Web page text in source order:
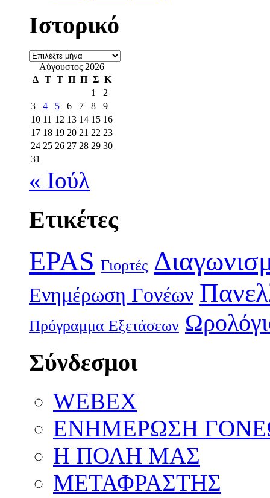
Ιστορικό
Ιστορικό
Αύγουστος 2026
Δ Τ Τ Π Π Σ Κ
1
2
3
4 5 6 7 8
9
10 11 12 13 14 15 16
17 18 19 20 21 22 23
24 25 26 27 28 29 30
31
« Ιούλ
Ετικέτες
EPAS Γιορτές
Ενημέρωση Γονέων
Πρόγραμμα Εξετάσεων
Σύνδεσμοι
WEBEX
ΕΝΗΜΕΡΩΣΗ
Η ΠΟΛΗ ΜΑΣ
ΜΕΤΑΦΡΑΣΤΗΣ